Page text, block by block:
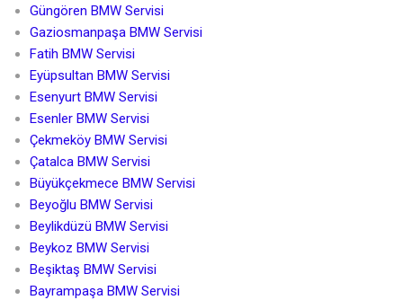
Güngören BMW Servisi
Gaziosmanpaşa BMW Servisi
Fatih BMW Servisi
Eyüpsultan BMW Servisi
Esenyurt BMW Servisi
Esenler BMW Servisi
Çekmeköy BMW Servisi
Çatalca BMW Servisi
Büyükçekmece BMW Servisi
Beyoğlu BMW Servisi
Beylikdüzü BMW Servisi
Beykoz BMW Servisi
Beşiktaş BMW Servisi
Bayrampaşa BMW Servisi